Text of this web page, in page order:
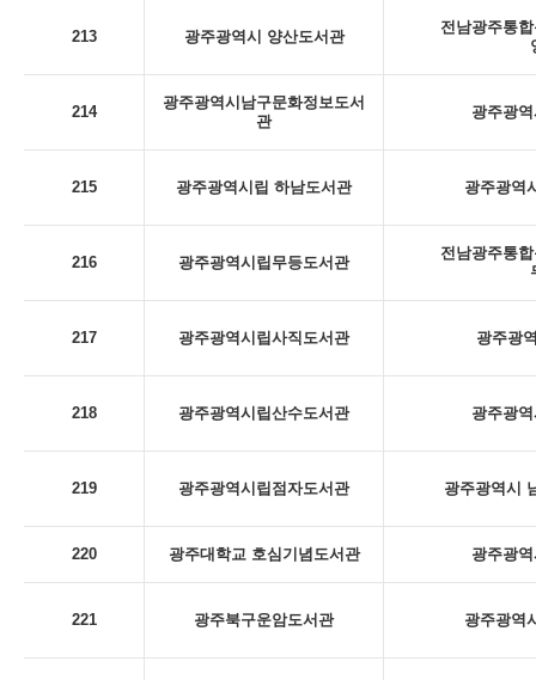
213 광주광역시 양산도서관
전남광주통
214
광주광역시남구문화정보도서
관
광주광
215 광주광역시립 하남도서관 광주광역
216 광주광역시립무등도서관
전남광주통
217 광주광역시립사직도서관 광주광
218 광주광역시립산수도서관 광주광
219 광주광역시립점자도서관 광주광역시
220 광주대학교 호심기념도서관 광주광
221 광주북구운암도서관 광주광역